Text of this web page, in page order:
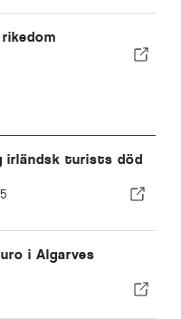
irländsk turists död
i Algarves